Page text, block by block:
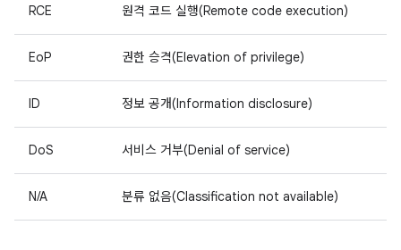
RCE 원격 코드 실행(Remote code execution)
EoP 권한 승격(Elevation of privilege)
ID 정보 공개(Information disclosure)
DoS 서비스 거부(Denial of service)
N/A 분류 없음(Classification not available)